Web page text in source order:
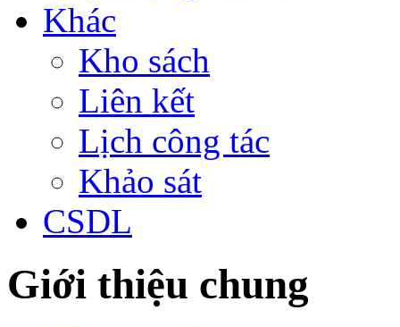
Khác
Kho sách
Liên kết
Lịch công tác
Khảo sát
CSDL
Giới thiệu chung